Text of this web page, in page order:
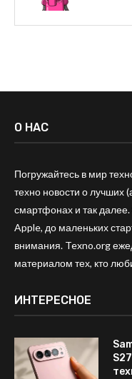
О НАС
Погружайтесь в мир
техно новости о лучших
смартфонах и так
Apple, до маленьких
внимания. Texno.org
материалом тех, кто
ИНТЕРЕСНОЕ